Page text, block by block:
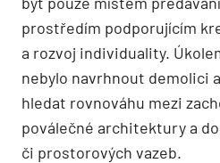
prostředím podporujícím
a rozvoj individuality.
nebylo navrhnout demolici
hledat rovnováhu mezi
poválečné architektury a
či prostorových vazeb.